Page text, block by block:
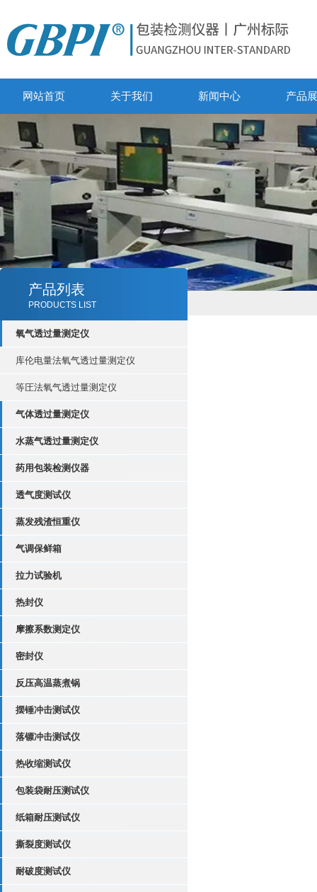
网站首页 关于我们 新闻中心 产品
产品列表
PRODUCTS LIST
氧气透过量测定仪
库伦电量法氧气透过量测定仪
等圧法氧气透过量测定仪
气体透过量测定仪
水蒸气透过量测定仪
药用包装检测仪器
透气度测试仪
蒸发残渣恒重仪
气调保鲜箱
拉力试验机
热封仪
摩擦系数测定仪
密封仪
反压高温蒸煮锅
摆锤冲击测试仪
落镖冲击测试仪
热收缩测试仪
包装袋耐压测试仪
纸箱耐压测试仪
撕裂度测试仪
耐破度测试仪